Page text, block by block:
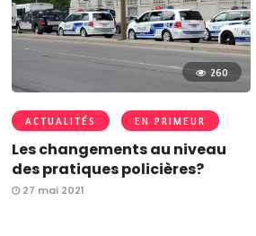
260
ACTUALITÉS EN PRIMEUR
Les changements au niveau
des pratiques policières?
27 mai 2021